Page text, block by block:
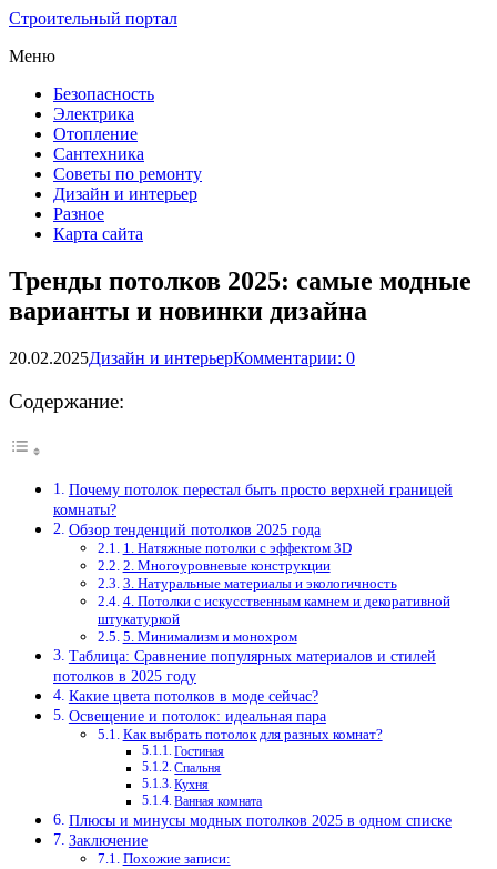
Строительный портал
Меню
Безопасность
Электрика
Отопление
Сантехника
Советы по ремонту
Дизайн и интерьер
Разное
Карта сайта
Тренды потолков 2025: самые модные
варианты и новинки дизайна
20.02.2025Дизайн и интерьерКомментарии: 0
Содержание:
Почему потолок перестал быть просто верхней границей
комнаты?
Обзор тенденций потолков 2025 года
1. Натяжные потолки с эффектом 3D
2. Многоуровневые конструкции
3. Натуральные материалы и экологичность
4. Потолки с искусственным камнем и декоративной
штукатуркой
5. Минимализм и монохром
Таблица: Сравнение популярных материалов и стилей
потолков в 2025 году
Какие цвета потолков в моде сейчас?
Освещение и потолок: идеальная пара
Как выбрать потолок для разных комнат?
Гостиная
Спальня
Кухня
Ванная комната
Плюсы и минусы модных потолков 2025 в одном списке
Заключение
Похожие записи: